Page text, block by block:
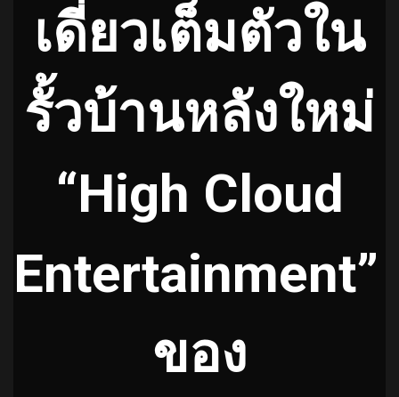
เดี่ยวเต็มตัวใน
รั้วบ้านหลังใหม่
“High Cloud
Entertainment”
ของ